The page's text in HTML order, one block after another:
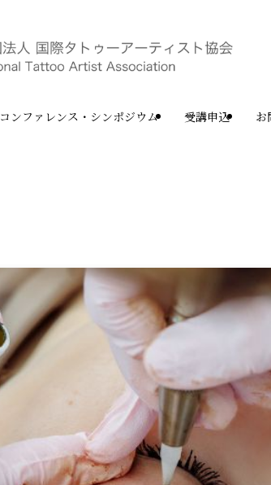
コンファレンス・シンポジウム 受講申込 お